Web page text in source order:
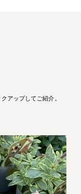
アップしてご紹介。